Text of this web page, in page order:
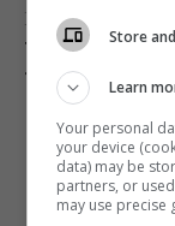
Попередня
«ПАЦАНКИ» І
ЯК
Store
Learn
Your personal
your device
data) may be
partners, or
may use precise